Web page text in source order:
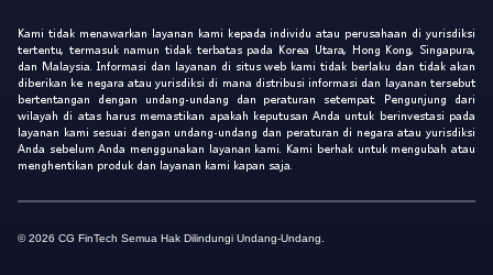
Kami tidak menawarkan layanan kami kepada individu atau perusahaan di yurisdiksi
tertentu, termasuk namun tidak terbatas pada Korea Utara, Hong Kong, Singapura,
dan Malaysia. Informasi dan layanan di situs web kami tidak berlaku dan tidak akan
diberikan ke negara atau yurisdiksi di mana distribusi informasi dan layanan tersebut
bertentangan dengan undang-undang dan peraturan setempat. Pengunjung dari
wilayah di atas harus memastikan apakah keputusan Anda untuk berinvestasi pada
layanan kami sesuai dengan undang-undang dan peraturan di negara atau yurisdiksi
Anda sebelum Anda menggunakan layanan kami. Kami berhak untuk mengubah atau
menghentikan produk dan layanan kami kapan saja.
© 2026 CG FinTech Semua Hak Dilindungi Undang-Undang.